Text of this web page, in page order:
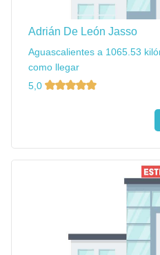
Adrián De León Jasso
Aguascalientes a 1065.53
como llegar
5,0